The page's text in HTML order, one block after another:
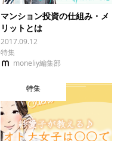
マンション投資の仕組み・メ
リットとは
2017.09.12
特集
moneliy編集部
特集